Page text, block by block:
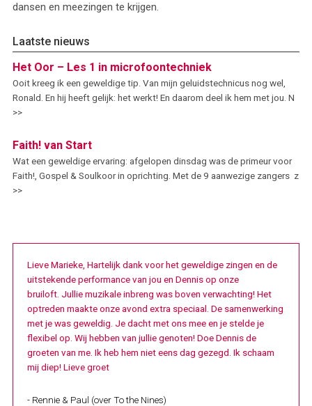
dansen en meezingen te krijgen.
Laatste nieuws
Het Oor – Les 1 in microfoontechniek
Ooit kreeg ik een geweldige tip. Van mijn geluidstechnicus nog wel,
Ronald. En hij heeft gelijk: het werkt! En daarom deel ik hem met jou. N
>>
Faith! van Start
Wat een geweldige ervaring: afgelopen dinsdag was de primeur voor
Faith!, Gospel & Soulkoor in oprichting. Met de 9 aanwezige zangers z
>>
Lieve Marieke, Hartelijk dank voor het geweldige zingen en de
uitstekende performance van jou en Dennis op onze
bruiloft. Jullie muzikale inbreng was boven verwachting! Het
optreden maakte onze avond extra speciaal. De samenwerking
met je was geweldig. Je dacht met ons mee en je stelde je
flexibel op. Wij hebben van jullie genoten! Doe Dennis de
groeten van me. Ik heb hem niet eens dag gezegd. Ik schaam
mij diep! Lieve groet
- Rennie & Paul (over To the Nines)